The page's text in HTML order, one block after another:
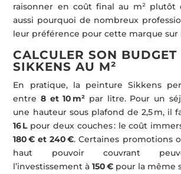
raisonner en coût final au m² plutôt
aussi pourquoi de nombreux
leur préférence pour cette marque sur
CALCULER SON BUDGET
SIKKENS AU M²
En pratique, la peinture Sikkens
entre8 et 10 m² par litre. Pour un
une hauteur sous plafond de 2,5 m, il
16 Lpour deux couches : le coût
180 € et 240 €. Certaines promotions
haut pouvoir couvrant
l’investissement à150 € pour la même